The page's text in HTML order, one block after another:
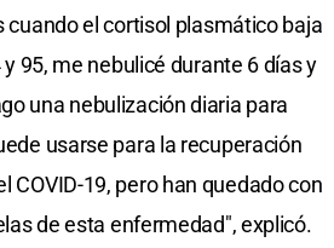
cuando el cortisol plasmático baja
95, me nebulicé durante 6 días y
una nebulización diaria para
usarse para la recuperación
19, pero han quedado con
de esta enfermedad", explicó.